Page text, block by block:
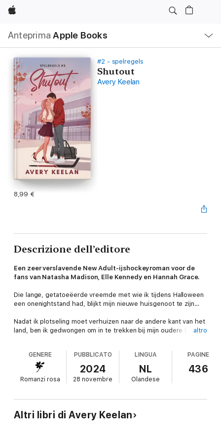
Apple
Anteprima Apple Books
locale
Apri
Menu
#2 - spelregels
Shutout
Avery Keelan
8,99 €
Descrizione dell’editore
Een zeer verslavende New Adult-ijshockeyroman voor de
fans van Natasha Madison, Elle Kennedy en Hannah Grace.
Die lange, getatoeëerde vreemde met wie ik tijdens Halloween
een onenightstand had, blijkt mijn nieuwe huisgenoot te zijn…
Nadat ik plotseling moet verhuizen naar de andere kant van het
land, ben ik gedwongen om in te trekken bij mijn oudere broer
overal stinkende sportspullen, een eindeloze draaideur aan
onenightstands en nooit eten in huis door hun onbedwingbare
honger van te sporten. Het zijn een paar van de vele, vele
redenen waarom ik niet val op ijshockeyspelers.
Maar zodra ik over de drempel van mijn nieuwe thuis stap, sta
ik oog in oog met een groot probleem. De onbekende
knapperd met wie ik twee maanden geleden iets had, blijkt
altro
GENERE
Romanzi rosa
PUBBLICATO
2024
28 novembre
LINGUA
NL
Olandese
PAGINE
436
Altri libri di Avery Keelan